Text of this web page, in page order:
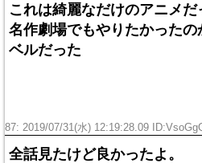
これは綺麗なだけのアニメだ
名作劇場でもやりたかった
ベルだった
87: 2019/07/31(水) 12:19:28.09 ID:
全話見たけど良かったよ。